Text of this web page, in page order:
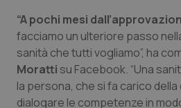
Quotidiano Oncologia
Quotidiano Pediatria
Rene & patologie
“A pochi mesi
facciamo un ulteriore passo
sanità che tutti vogliamo”, ha
Moratti su Facebook. “Una
la persona, che si fa carico
dialogare le competenze in